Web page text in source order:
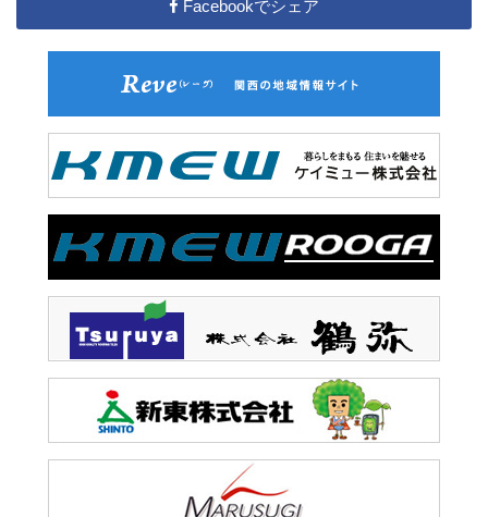
Facebookでシェア